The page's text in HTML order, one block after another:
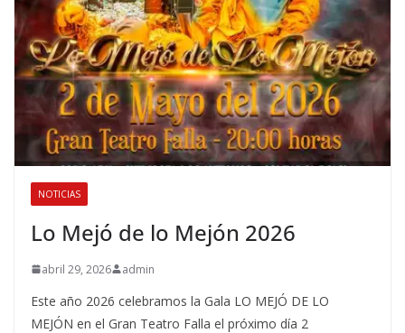
NOTICIAS
Lo Mejó de lo Mejón 2026
abril 29, 2026 admin
Este año 2026 celebramos la Gala LO MEJÓ DE LO
MEJÓN en el Gran Teatro Falla el próximo día 2